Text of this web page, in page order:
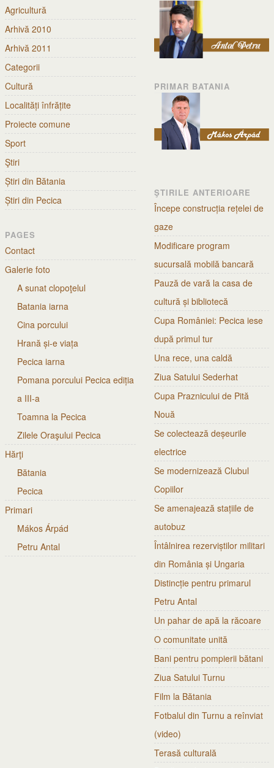
Agricultură
Arhivă 2010
Arhivă 2011
Categorii
Cultură
Localități înfrățite
Proiecte comune
Sport
Ştiri
Știri din Bătania
Știri din Pecica
PAGES
Contact
Galerie foto
A sunat clopoţelul
Batania iarna
Cina porcului
Hrană și-e viața
Pecica iarna
Pomana porcului Pecica ediția
a III-a
Toamna la Pecica
Zilele Oraşului Pecica
Hărţi
Bătania
Pecica
Primari
Mákos Árpád
Petru Antal
PRIMAR BATANIA
ŞTIRILE ANTERIOARE
Începe construcția rețelei de
gaze
Modificare program
sucursală mobilă bancară
Pauză de vară la casa de
cultură și bibliotecă
Cupa României: Pecica iese
după primul tur
Una rece, una caldă
Ziua Satului Sederhat
Cupa Praznicului de Pită
Nouă
Se colectează deșeurile
electrice
Se modernizează Clubul
Copiilor
Se amenajează stațiile de
autobuz
Întâlnirea rezerviștilor militari
din România și Ungaria
Distincție pentru primarul
Petru Antal
Un pahar de apă la răcoare
O comunitate unită
Bani pentru pompierii bătani
Ziua Satului Turnu
Film la Bătania
Fotbalul din Turnu a reînviat
(video)
Terasă culturală